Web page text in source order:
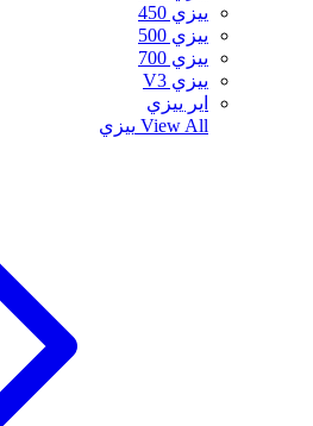
ييزي 450
ييزي 500
ييزي 700
ييزي V3
اير ييزي
View All ييزي